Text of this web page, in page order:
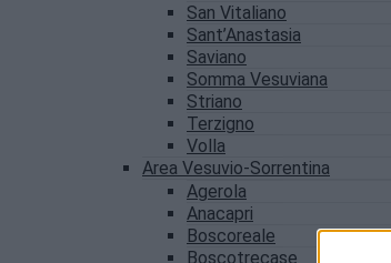
San Vitaliano
Sant’Anastasia
Saviano
Somma Vesuviana
Striano
Terzigno
Volla
Area Vesuvio-Sorrentina
Agerola
Anacapri
Boscoreale
Boscotrecase